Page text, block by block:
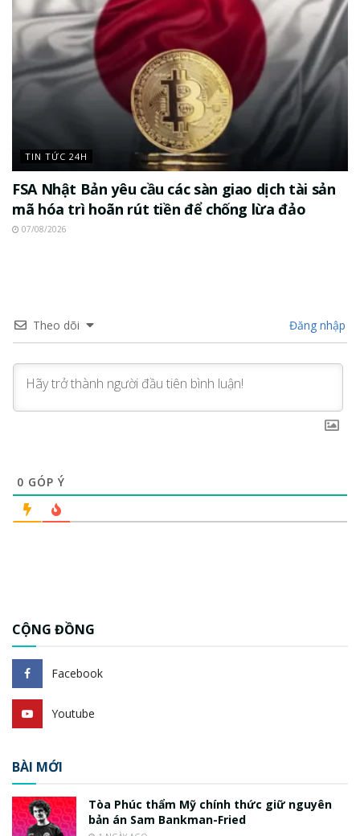
TIN TỨC 24H
FSA Nhật Bản yêu cầu các sàn giao dịch tài sản
mã hóa trì hoãn rút tiền để chống lừa đảo
07/08/2026
Theo dõi Đăng nhập
0 GÓP Ý
CỘNG ĐỒNG
Facebook
Youtube
BÀI MỚI
Tòa Phúc thẩm Mỹ chính thức giữ nguyên
bản án Sam Bankman-Fried